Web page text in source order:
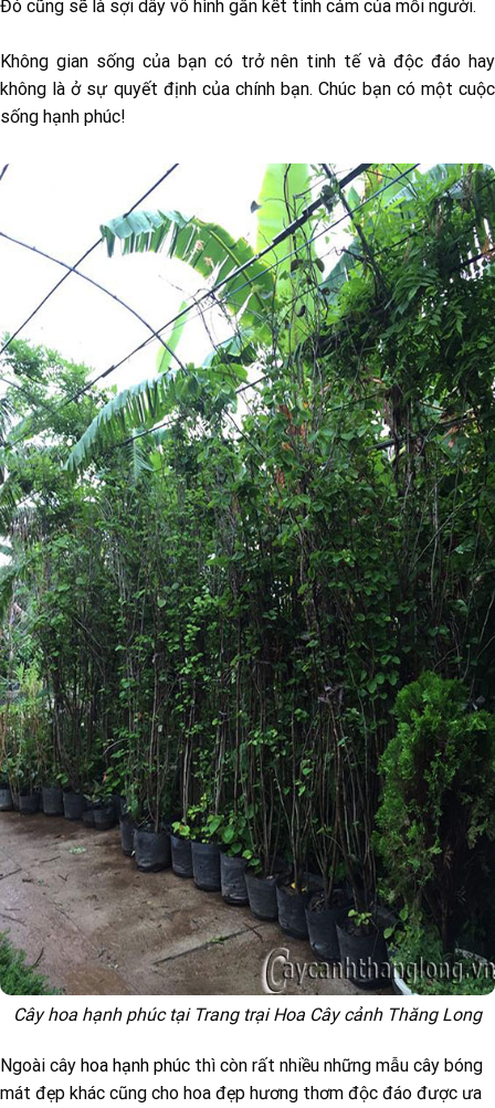
Đó cũng sẽ là sợi dây vô hình gắn kết tình cảm của mỗi người.
Không gian sống của bạn có trở nên tinh tế và độc đáo hay
không là ở sự quyết định của chính bạn. Chúc bạn có một cuộc
sống hạnh phúc!
Cây hoa hạnh phúc tại Trang trại Hoa Cây cảnh Thăng Long
Ngoài cây hoa hạnh phúc thì còn rất nhiều những mẫu cây bóng
mát đẹp khác cũng cho hoa đẹp hương thơm độc đáo được ưa